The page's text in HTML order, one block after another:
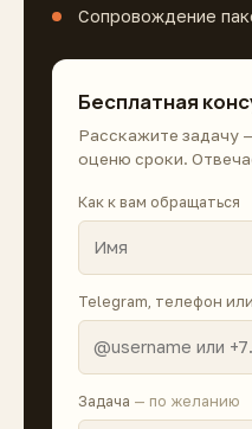
Сопровождение
Бесплатная
Расскажите задачу
оценю сроки.
Как к вам обращаться
Telegram, телефон
Задача — по желанию